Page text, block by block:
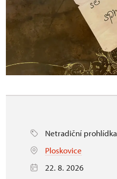
Netradiční prohlídka
Ploskovice
22. 8. 2026